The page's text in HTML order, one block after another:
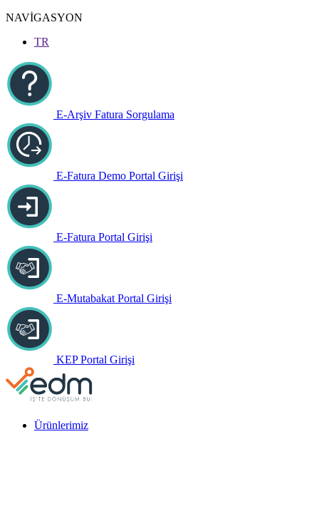
NAVİGASYON
TR
E-Arşiv Fatura Sorgulama
E-Fatura Demo Portal Girişi
E-Fatura Portal Girişi
E-Mutabakat Portal Girişi
KEP Portal Girişi
Ürünlerimiz